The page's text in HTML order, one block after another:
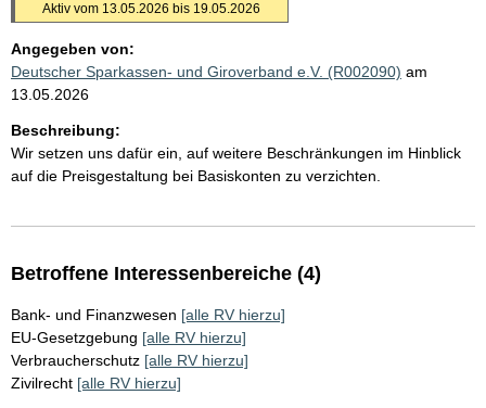
Aktiv vom 13.05.2026 bis 19.05.2026
Angegeben von:
Deutscher Sparkassen- und Giroverband e.V. (R002090) am
13.05.2026
Beschreibung:
Wir setzen uns dafür ein, auf weitere Beschränkungen im Hinblick
auf die Preisgestaltung bei Basiskonten zu verzichten.
Betroffene Interessenbereiche (4)
Bank- und Finanzwesen [alle RV hierzu]
EU-Gesetzgebung [alle RV hierzu]
Verbraucherschutz [alle RV hierzu]
Zivilrecht [alle RV hierzu]